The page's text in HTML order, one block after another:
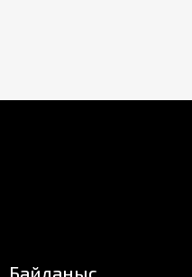
Байланыс